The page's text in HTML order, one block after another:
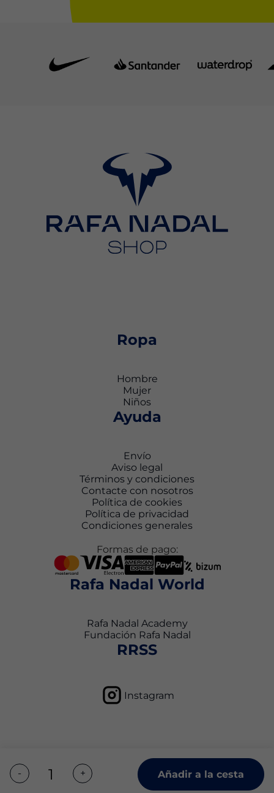
Añadir a la cesta
Ropa
Hombre
Mujer
Niños
Ayuda
Envío
Aviso legal
Términos y condiciones
Contacte con nosotros
Política de cookies
Política de privacidad
Condiciones generales
Formas de pago:
Rafa Nadal World
Rafa Nadal Academy
Fundación Rafa Nadal
RRSS
Instagram
Política de privacidad
Condiciones generales
Política de cookies